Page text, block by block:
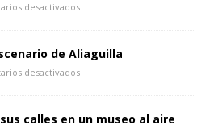
desactivados
de Aliaguilla
desactivados
calles en un museo al aire